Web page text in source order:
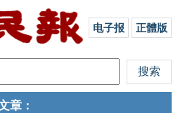
电子报 正體版
章 ：